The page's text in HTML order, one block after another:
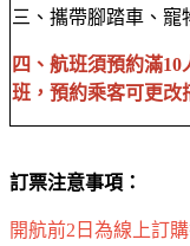
三、攜帶腳踏車、寵
四、航班須預約滿
班，預約乘客可更改
訂票注意事項：
開航前2日為線上訂